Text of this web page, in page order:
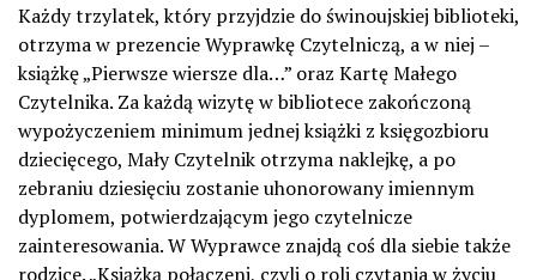
Każdy trzylatek, który przyjdzie do świnoujskiej biblioteki,
otrzyma w prezencie Wyprawkę Czytelniczą, a w niej –
książkę „Pierwsze wiersze dla…” oraz Kartę Małego
Czytelnika. Za każdą wizytę w bibliotece zakończoną
wypożyczeniem minimum jednej książki z księgozbioru
dziecięcego, Mały Czytelnik otrzyma naklejkę, a po
zebraniu dziesięciu zostanie uhonorowany imiennym
dyplomem, potwierdzającym jego czytelnicze
zainteresowania. W Wyprawce znajdą coś dla siebie także
rodzice. „Książką połączeni, czyli o roli czytania w życiu